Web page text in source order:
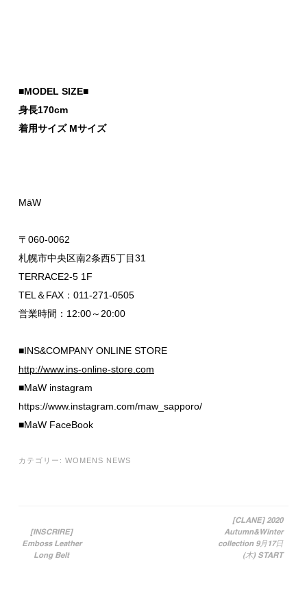
■MODEL SIZE■
身長170cm
着用サイズ Mサイズ
MāW
〒060-0062
札幌市中央区南2条西5丁目31
TERRACE2-5 1F
TEL＆FAX：011-271-0505
営業時間：12:00～20:00
■INS&COMPANY ONLINE STORE
http://www.ins-online-store.com
■MaW instagram
https://www.instagram.com/maw_sapporo/
■MaW FaceBook
カテゴリー: WOMENS NEWS
投稿ナビゲーション
[INSCRIRE]
Emboss Leather
Long Belt
[CLANE] 2020
Autumn&Winter
collection 9月17日
(木) START